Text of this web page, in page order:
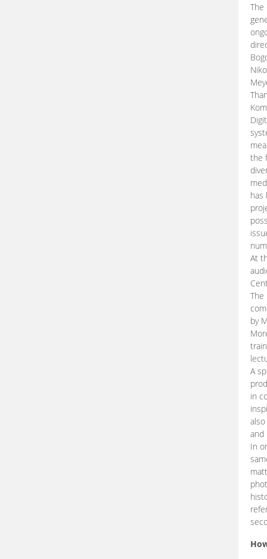
The
the
has
At
The
by
A
in
and
In